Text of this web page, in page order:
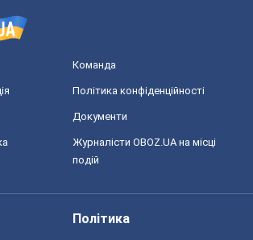
Команда
Політика конфіденційності
Документи
Журналісти OBOZ.UA на місці
подій
Політика